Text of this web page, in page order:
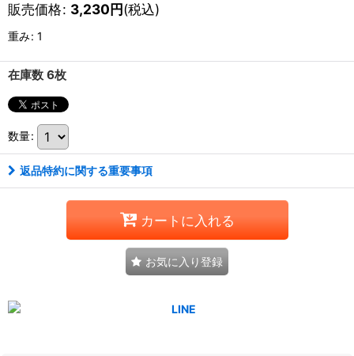
販売価格: 3,230円(税込)
重み: 1
在庫数 6枚
数量:
返品特約に関する重要事項
カートに入れる
お気に入り登録